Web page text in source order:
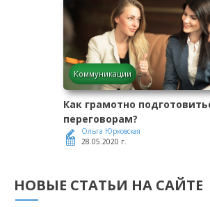
Коммуникации
Как грамотно
переговорам?
Ольга Юрковская
28.05.2020 г.
НОВЫЕ СТАТЬИ НА САЙТЕ